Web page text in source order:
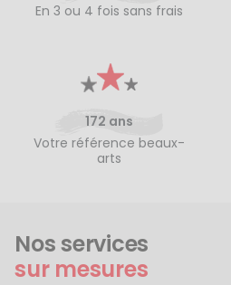
En 3 ou 4 fois sans frais
172 ans
Votre référence beaux-
arts
Nos services
sur mesures